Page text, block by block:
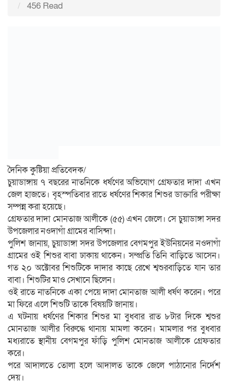
456 Read
দৈনিক কুষ্টিয়া প্রতিবেদক/
চুয়াডাঙ্গায় ৭ বছরের নাতনিকে ধর্ষণের অভিযোগ গ্রেফতার দাদা এখন
জেল হাজতে। বৃহস্পতিবার রাতে ধর্ষণের শিকার শিশুর ডাক্তারি পরীক্ষা
সম্পন্ন করা হয়েছে।
গ্রেফতার দাদা মোনতাজ আলীকে (৫৫) এখন জেলে। সে চুয়াডাঙ্গা সদর
উপজেলার নওদাগাঁ গ্রামের বাসিন্দা।
পুলিশ জানায়, চুয়াডাঙ্গা সদর উপজেলার বেগমপুর ইউনিয়নের নওদাগাঁ
গ্রামের ওই শিশুর বাবা ঢাকায় থাকেন। সম্প্রতি তিনি বাড়িতে আসেন।
গত ২০ অক্টোবর শিশুটিকে দাদার কাছে রেখে শ্বশুরবাড়িতে যান তার
বাবা। শিশুটির মাও সেখানে ছিলেন।
ওই রাতে নাতনিকে একা পেয়ে দাদা মোনতাজ আলী ধর্ষণ করেন। পরে
মা ফিরে এলে শিশুটি তাকে বিষয়টি জানায়।
এ ঘটনায় ধর্ষণের শিকার শিশুর মা বুধবার রাত ৮টার দিকে শ্বশুর
মোনতাজ আলীর বিরুদ্ধে থানায় মামলা করেন। মামলার পর বুধবার
মধ্যরাতে স্থানীয় বেগমপুর ফাঁড়ি পুলিশ মোনতাজ আলীকে গ্রেফতার
করে।
পরে আদালতে তোলা হলে আদালত তাকে জেলে পাঠানোর নির্দেশ
দেয়।